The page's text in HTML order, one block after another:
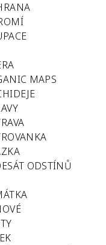
MAPS
ODSTÍNŮ